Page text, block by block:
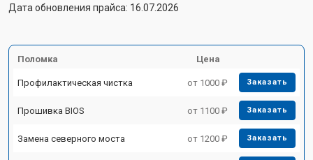
Дата обновления прайса: 16.07.2026
Поломка Цена
Профилактическая чистка от 1000 ₽ Заказать
Прошивка BIOS от 1100 ₽ Заказать
Замена северного моста от 1200 ₽ Заказать